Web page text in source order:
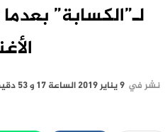
لـ”الكسابة”
نشر في 9 يناير 2019 الساعة 17 و 53 دقيقة